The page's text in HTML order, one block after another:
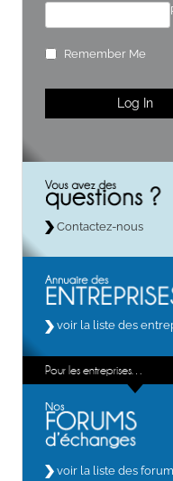
Remember Me
Contactez-nous
voir la liste des
Pour les entreprises…
voir la liste des